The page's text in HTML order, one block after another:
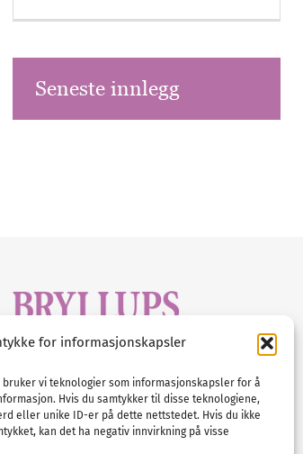
for informasjonskapsler
bruker vi teknologier som informasjonskapsler for å
Hvis du samtykker til disse teknologiene,
eller unike ID-er på dette nettstedet. Hvis du ikke
kan det ha negativ innvirkning på visse
Seneste innlegg
E-post :info@nordicbridalmedia.com
Bryllupsmagasinet Norge
© All rights reserved.
VAT: NO911740648